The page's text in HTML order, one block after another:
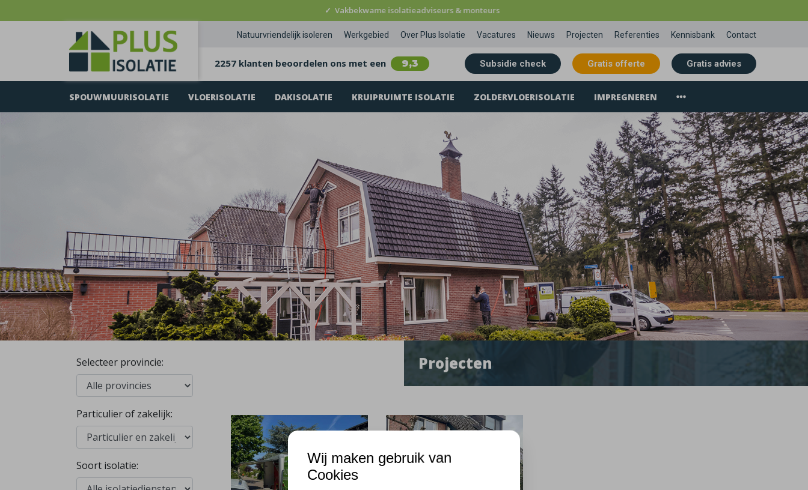
✓ Vakbekwame isolatieadviseurs & monteurs
Natuurvriendelijk isoleren Werkgebied Over Plus Isolatie Vacatures Nieuws Projecten Referenties Kennisbank Contact
2257 klanten beoordelen ons met een 9,3 Subsidie check Gratis offerte Gratis advies
SPOUWMUURISOLATIE VLOERISOLATIE DAKISOLATIE KRUIPRUIMTE ISOLATIE ZOLDERVLOERISOLATIE IMPREGNEREN
Selecteer provincie:
Particulier of zakelijk:
Soort isolatie:
Projecten
Wij maken gebruik van
Cookies